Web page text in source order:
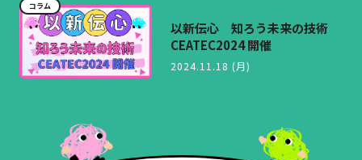
コラム
以新伝心 知ろう未来の技術
CEATEC2024 開催
2024.11.18 (月)